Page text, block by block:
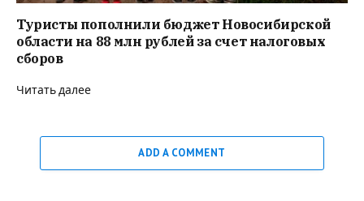
Туристы пополнили бюджет Новосибирской
области на 88 млн рублей за счет налоговых
сборов
Читать далее
ADD A COMMENT